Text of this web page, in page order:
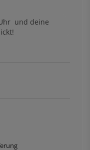
und deine